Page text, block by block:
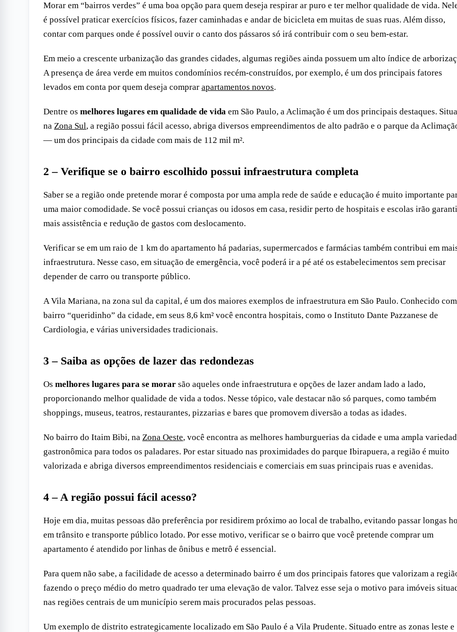
Morar em “bairros verdes” é uma boa opção para quem deseja respirar ar puro e ter melhor qualidade de vida.
é possível praticar exercícios físicos, fazer caminhadas e andar de bicicleta em muitas de suas ruas. Além disso,
contar com parques onde é possível ouvir o canto dos pássaros só irá contribuir com o seu bem-estar.
Em meio a crescente urbanização das grandes cidades, algumas regiões ainda possuem um alto índice de
A presença de área verde em muitos condomínios recém-construídos, por exemplo, é um dos principais fatores
levados em conta por quem deseja comprar apartamentos novos.
Dentre os melhores lugares em qualidade de vida em São Paulo, a Aclimação é um dos principais destaques.
na Zona Sul, a região possui fácil acesso, abriga diversos empreendimentos de alto padrão e o parque da
— um dos principais da cidade com mais de 112 mil m².
2 – Verifique se o bairro escolhido possui infraestrutura completa
Saber se a região onde pretende morar é composta por uma ampla rede de saúde e educação é muito importante
uma maior comodidade. Se você possui crianças ou idosos em casa, residir perto de hospitais e escolas irão
mais assistência e redução de gastos com deslocamento.
Verificar se em um raio de 1 km do apartamento há padarias, supermercados e farmácias também contribui em
infraestrutura. Nesse caso, em situação de emergência, você poderá ir a pé até os estabelecimentos sem precisar
depender de carro ou transporte público.
A Vila Mariana, na zona sul da capital, é um dos maiores exemplos de infraestrutura em São Paulo. Conhecido
bairro “queridinho” da cidade, em seus 8,6 km² você encontra hospitais, como o Instituto Dante Pazzanese de
Cardiologia, e várias universidades tradicionais.
3 – Saiba as opções de lazer das redondezas
Os melhores lugares para se morar são aqueles onde infraestrutura e opções de lazer andam lado a lado,
proporcionando melhor qualidade de vida a todos. Nesse tópico, vale destacar não só parques, como também
shoppings, museus, teatros, restaurantes, pizzarias e bares que promovem diversão a todas as idades.
No bairro do Itaim Bibi, na Zona Oeste, você encontra as melhores hamburguerias da cidade e uma ampla
gastronômica para todos os paladares. Por estar situado nas proximidades do parque Ibirapuera, a região é muito
valorizada e abriga diversos empreendimentos residenciais e comerciais em suas principais ruas e avenidas.
4 – A região possui fácil acesso?
Hoje em dia, muitas pessoas dão preferência por residirem próximo ao local de trabalho, evitando passar longas
em trânsito e transporte público lotado. Por esse motivo, verificar se o bairro que você pretende comprar um
apartamento é atendido por linhas de ônibus e metrô é essencial.
Para quem não sabe, a facilidade de acesso a determinado bairro é um dos principais fatores que valorizam a
fazendo o preço médio do metro quadrado ter uma elevação de valor. Talvez esse seja o motivo para imóveis
nas regiões centrais de um município serem mais procurados pelas pessoas.
Um exemplo de distrito estrategicamente localizado em São Paulo é a Vila Prudente. Situado entre as zonas leste e